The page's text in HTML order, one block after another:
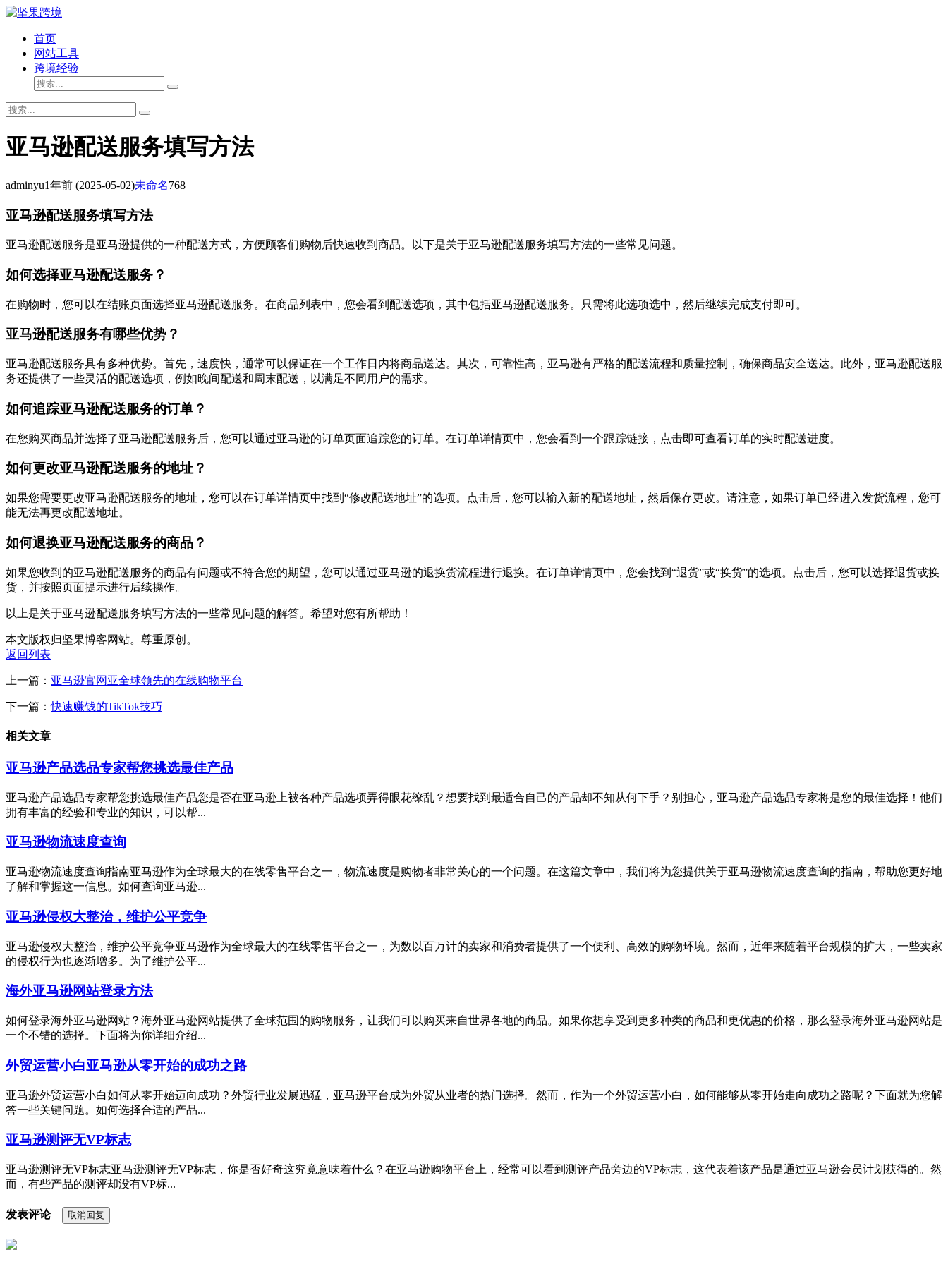
首页
网站工具
跨境经验
亚马逊配送服务填写方法
adminyu1年前 (2025-05-02)未命名768
亚马逊配送服务填写方法
亚马逊配送服务是亚马逊提供的一种配送方式，方便顾客们购物后快速收到商品。以下是关于亚马逊配送服务填写方法的一些常见问题。
如何选择亚马逊配送服务？
在购物时，您可以在结账页面选择亚马逊配送服务。在商品列表中，您会看到配送选项，其中包括亚马逊配送服务。只需将此选项选中，然后继续完成支付即可。
亚马逊配送服务有哪些优势？
亚马逊配送服务具有多种优势。首先，速度快，通常可以保证在一个工作日内将商品送达。其次，可靠性高，亚马逊有严格的配送流程和质量控制，确保商品安全送达。此外，亚马逊配送服
务还提供了一些灵活的配送选项，例如晚间配送和周末配送，以满足不同用户的需求。
如何追踪亚马逊配送服务的订单？
在您购买商品并选择了亚马逊配送服务后，您可以通过亚马逊的订单页面追踪您的订单。在订单详情页中，您会看到一个跟踪链接，点击即可查看订单的实时配送进度。
如何更改亚马逊配送服务的地址？
如果您需要更改亚马逊配送服务的地址，您可以在订单详情页中找到“修改配送地址”的选项。点击后，您可以输入新的配送地址，然后保存更改。请注意，如果订单已经进入发货流程，您可
能无法再更改配送地址。
如何退换亚马逊配送服务的商品？
如果您收到的亚马逊配送服务的商品有问题或不符合您的期望，您可以通过亚马逊的退换货流程进行退换。在订单详情页中，您会找到“退货”或“换货”的选项。点击后，您可以选择退货或换
货，并按照页面提示进行后续操作。
以上是关于亚马逊配送服务填写方法的一些常见问题的解答。希望对您有所帮助！
本文版权归坚果博客网站。尊重原创。
返回列表
上一篇： 亚马逊官网亚全球领先的在线购物平台
下一篇：快速赚钱的TikTok技巧
相关文章
亚马逊产品选品专家帮您挑选最佳产品
亚马逊产品选品专家帮您挑选最佳产品您是否在亚马逊上被各种产品选项弄得眼花缭乱？想要找到最适合自己的产品却不知从何下手？别担心，亚马逊产品选品专家将是您的最佳选择！他们
拥有丰富的经验和专业的知识，可以帮...
亚马逊物流速度查询
亚马逊物流速度查询指南亚马逊作为全球最大的在线零售平台之一，物流速度是购物者非常关心的一个问题。在这篇文章中，我们将为您提供关于亚马逊物流速度查询的指南，帮助您更好地
了解和掌握这一信息。如何查询亚马逊...
亚马逊侵权大整治，维护公平竞争
亚马逊侵权大整治，维护公平竞争亚马逊作为全球最大的在线零售平台之一，为数以百万计的卖家和消费者提供了一个便利、高效的购物环境。然而，近年来随着平台规模的扩大，一些卖家
的侵权行为也逐渐增多。为了维护公平...
海外亚马逊网站登录方法
如何登录海外亚马逊网站？海外亚马逊网站提供了全球范围的购物服务，让我们可以购买来自世界各地的商品。如果你想享受到更多种类的商品和更优惠的价格，那么登录海外亚马逊网站是
一个不错的选择。下面将为你详细介绍...
外贸运营小白亚马逊从零开始的成功之路
亚马逊外贸运营小白如何从零开始迈向成功？外贸行业发展迅猛，亚马逊平台成为外贸从业者的热门选择。然而，作为一个外贸运营小白，如何能够从零开始走向成功之路呢？下面就为您解
答一些关键问题。如何选择合适的产品...
亚马逊测评无VP标志
亚马逊测评无VP标志亚马逊测评无VP标志，你是否好奇这究竟意味着什么？在亚马逊购物平台上，经常可以看到测评产品旁边的VP标志，这代表着该产品是通过亚马逊会员计划获得的。然
而，有些产品的测评却没有VP标...
发表评论 取消回复